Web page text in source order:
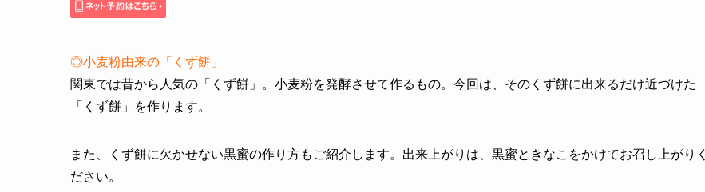
◎小麦粉由来の「くず餅」
関東では昔から人気の「くず餅」。小麦粉を発酵させて作るもの。今回は、そのくず餅に出来るだけ近づけた
「くず餅」を作ります。
また、くず餅に欠かせない黒蜜の作り方もご紹介します。出来上がりは、黒蜜ときなこをかけてお召し上がりく
ださい。